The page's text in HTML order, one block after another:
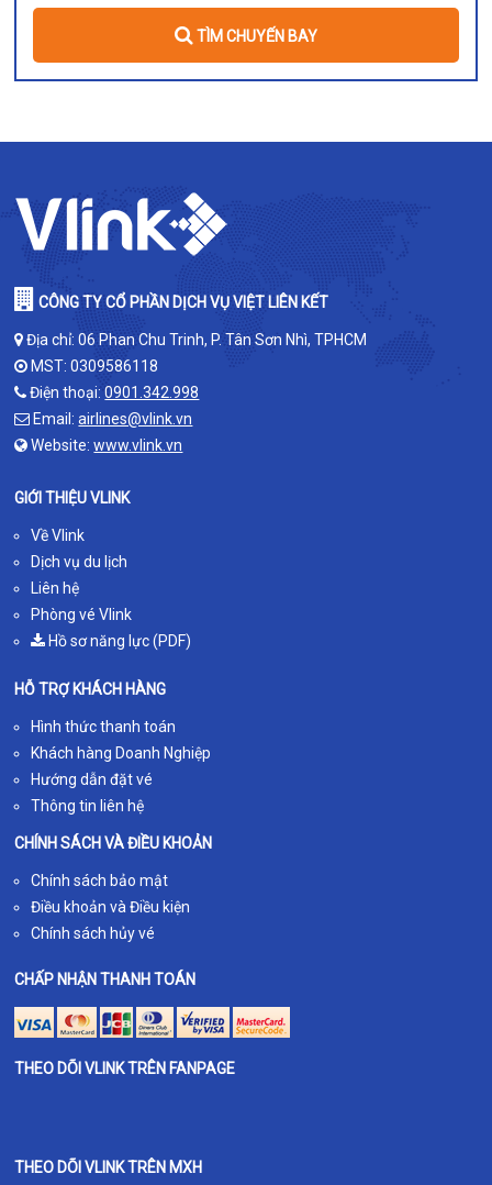
TÌM CHUYẾN BAY
CÔNG TY CỔ PHẦN DỊCH VỤ VIỆT LIÊN KẾT
Địa chỉ: 06 Phan Chu Trinh, P. Tân Sơn Nhì, TPHCM
MST: 0309586118
Điện thoại:0901.342.998
Email:airlines@vlink.vn
Website:www.vlink.vn
GIỚI THIỆU VLINK
Về Vlink
Dịch vụ du lịch
Liên hệ
Phòng vé Vlink
Hồ sơ năng lực (PDF)
HỖ TRỢ KHÁCH HÀNG
Hình thức thanh toán
Khách hàng Doanh Nghiệp
Hướng dẫn đặt vé
Thông tin liên hệ
CHÍNH SÁCH VÀ ĐIỀU KHOẢN
Chính sách bảo mật
Điều khoản và Điều kiện
Chính sách hủy vé
CHẤP NHẬN THANH TOÁN
THEO DÕI VLINK TRÊN FANPAGE
THEO DÕI VLINK TRÊN MXH